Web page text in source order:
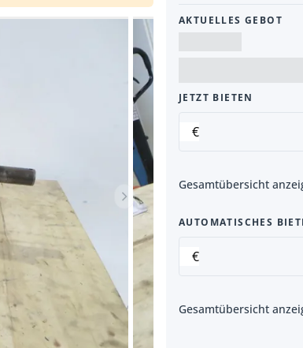
Nächster Artikel
AKTUELLES GEBOT
JETZT BIETEN
€
Gesamtübersicht
AUTOMATISCHES
€
Gesamtübersicht